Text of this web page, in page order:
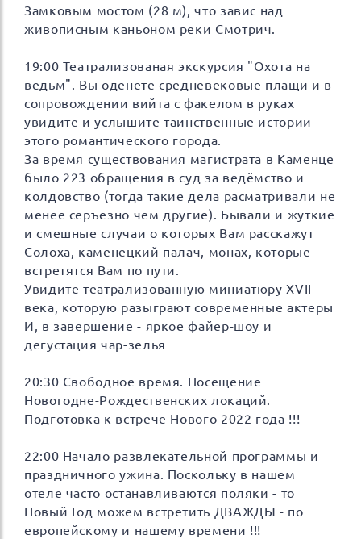
Замковым мостом (28 м), что завис над
живописным каньоном реки Смотрич.
19:00 Театрализованая экскурсия "Охота на
ведьм". Вы оденете средневековые плащи и в
сопровождении вийта с факелом в руках
увидите и услышите таинственные истории
этого романтического города.
За время существования магистрата в Каменце
было 223 обращения в суд за ведёмство и
колдовство (тогда такие дела расматривали не
менее серъезно чем другие). Бывали и жуткие
и смешные случаи о которых Вам расскажут
Солоха, каменецкий палач, монах, которые
встретятся Вам по пути.
Увидите театрализованную миниатюру ХVІІ
века, которую разыграют современные актеры
И, в завершение - яркое файер-шоу и
дегустация чар-зелья
20:30 Свободное время. Посещение
Новогодне-Рождественских локаций.
Подготовка к встрече Нового 2022 года !!!
22:00 Начало развлекательной программы и
праздничного ужина. Поскольку в нашем
отеле часто останавливаются поляки - то
Новый Год можем встретить ДВАЖДЫ - по
европейскому и нашему времени !!!